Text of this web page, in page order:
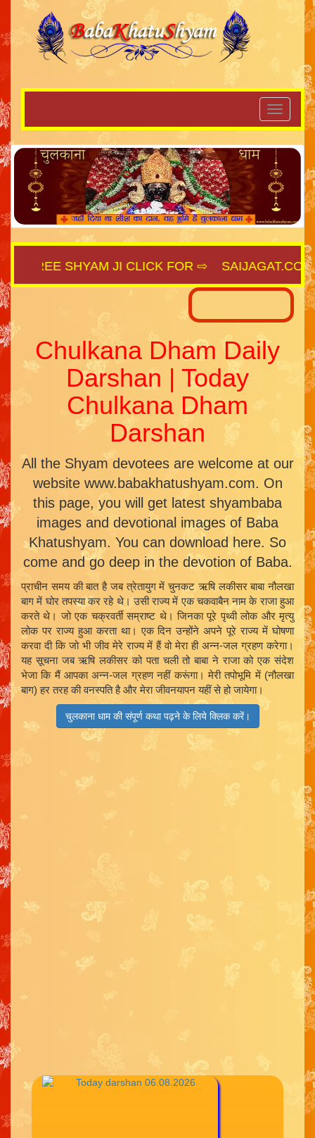
SHYAM JI CLICK FOR ⇨ SAIJAGAT.COM||
Chulkana Dham Daily
Darshan | Today
Chulkana Dham
Darshan
All the Shyam devotees are welcome at our
website www.babakhatushyam.com. On
this page, you will get latest shyambaba
images and devotional images of Baba
Khatushyam. You can download here. So
come and go deep in the devotion of Baba.
प्राचीन समय की बात है जब त्रेतायुग में चुनकट ऋषि लकीसर बाबा नौलखा
बाग में घोर तपस्या कर रहे थे। उसी राज्य में एक चकवाबैन नाम के राजा हुआ
करते थे। जो एक चक्रवर्ती सम्राष्ट थे। जिनका पूरे पृथ्वी लोक और मृत्यु
लोक पर राज्य हुआ करता था। एक दिन उन्होंने अपने पूरे राज्य में घोषणा
करवा दी कि जो भी जीव मेरे राज्य में हैं वो मेरा ही अन्न-जल ग्रहण करेगा।
यह सूचना जब ऋषि लकीसर को पता चली तो बाबा ने राजा को एक संदेश
भेजा कि मैं आपका अन्न-जल ग्रहण नहीं करूंगा। मेरी तपोभूमि में (नौलखा
बाग) हर तरह की वनस्पति है और मेरा जीवनयापन यहीं से हो जायेगा।
चुलकाना धाम की संपूर्ण कथा पढ़ने के लिये क्लिक करें।